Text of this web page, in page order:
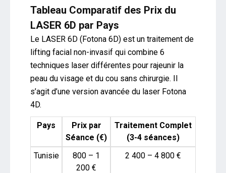
Tableau Comparatif des Prix du
LASER 6D par Pays
Le LASER 6D (Fotona 6D) est un traitement de
lifting facial non-invasif qui combine 6
techniques laser différentes pour rajeunir la
peau du visage et du cou sans chirurgie. Il
s’agit d’une version avancée du laser Fotona
4D.
Pays
Prix par
Séance (€)
Traitement Complet
(3-4 séances)
Tunisie
800 – 1
200 €
2 400 – 4 800 €